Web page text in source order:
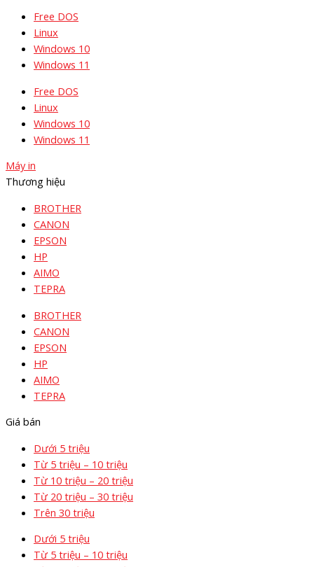
Free DOS
Linux
Windows 10
Windows 11
Free DOS
Linux
Windows 10
Windows 11
Máy in
Thương hiệu
BROTHER
CANON
EPSON
HP
AIMO
TEPRA
BROTHER
CANON
EPSON
HP
AIMO
TEPRA
Giá bán
Dưới 5 triệu
Từ 5 triệu – 10 triệu
Từ 10 triệu – 20 triệu
Từ 20 triệu – 30 triệu
Trên 30 triệu
Dưới 5 triệu
Từ 5 triệu – 10 triệu